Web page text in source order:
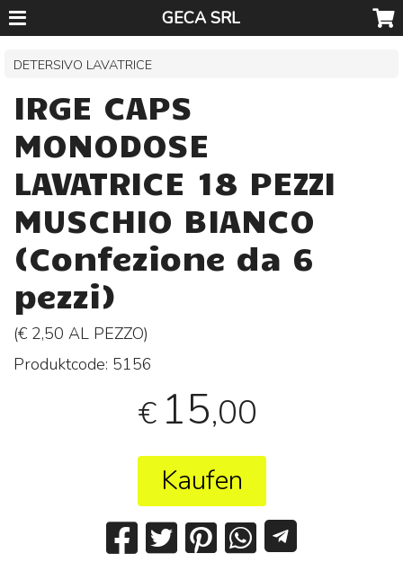
GECA SRL
DETERSIVO LAVATRICE
IRGE CAPS
MONODOSE
LAVATRICE 18 PEZZI
MUSCHIO BIANCO
(Confezione da 6
pezzi)
(€ 2,50 AL PEZZO)
Produktcode: 5156
€ 15,00
Kaufen